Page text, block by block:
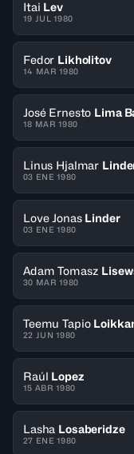
Itai Lev
19 JUL 1980
Fedor Likholitov
14 MAR 1980
José Ernesto Lima
18 MAR 1980
Linus Hjalmar
03 ENE 1980
Love Jonas Linder
03 ENE 1980
Adam Tomasz
30 MAR 1980
Teemu Tapio
22 JUN 1980
Raúl Lopez
15 ABR 1980
Lasha Losaberidze
27 ENE 1980